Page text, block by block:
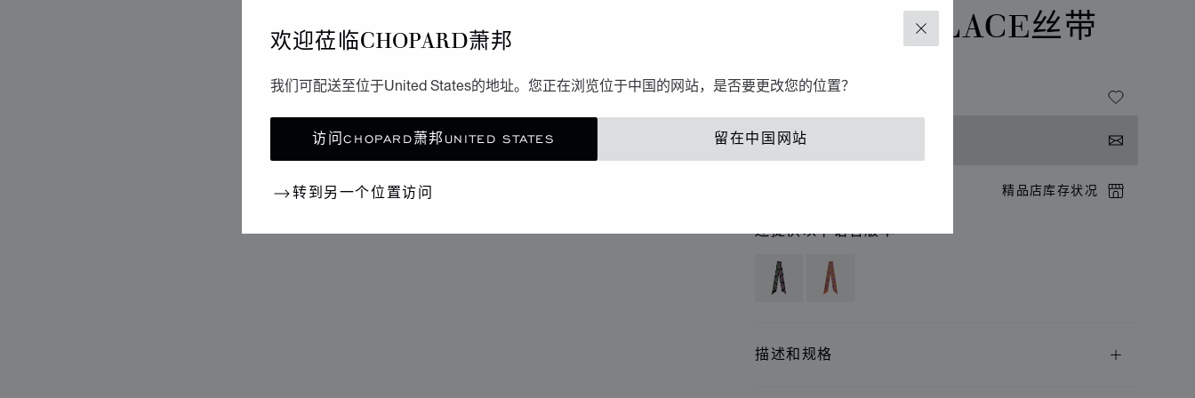
关闭
欢迎莅临CHOPARD萧邦
我们可配送至位于United States的地址。您正在浏览位于中国的网站，是否要更改您的位置？
访问CHOPARD萧邦UNITED STATES 留在中国网站
转到另一个位置访问
PRECIOUS LACE丝带
联系我们
精品店库存状况
还提供以下语言版本
描述和规格